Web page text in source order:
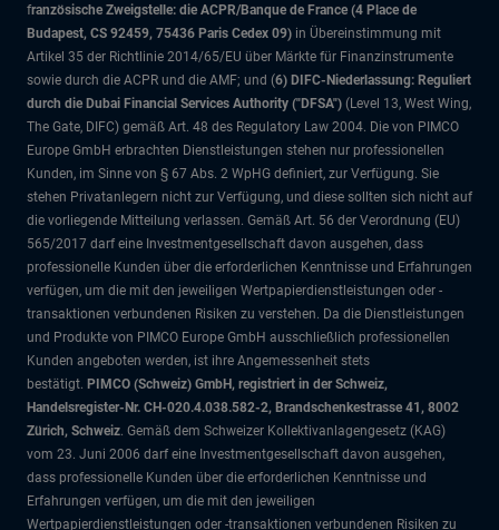
französische Zweigstelle: die ACPR/Banque de France (4 Place de
Budapest, CS 92459, 75436 Paris Cedex 09) in Übereinstimmung mit
Artikel 35 der Richtlinie 2014/65/EU über Märkte für Finanzinstrumente
sowie durch die ACPR und die AMF; und (6) DIFC-Niederlassung: Reguliert
durch die Dubai Financial Services Authority ("DFSA") (Level 13, West Wing,
The Gate, DIFC) gemäß Art. 48 des Regulatory Law 2004. Die von PIMCO
Europe GmbH erbrachten Dienstleistungen stehen nur professionellen
Kunden, im Sinne von § 67 Abs. 2 WpHG definiert, zur Verfügung. Sie
stehen Privatanlegern nicht zur Verfügung, und diese sollten sich nicht auf
die vorliegende Mitteilung verlassen. Gemäß Art. 56 der Verordnung (EU)
565/2017 darf eine Investmentgesellschaft davon ausgehen, dass
professionelle Kunden über die erforderlichen Kenntnisse und Erfahrungen
verfügen, um die mit den jeweiligen Wertpapierdienstleistungen oder -
transaktionen verbundenen Risiken zu verstehen. Da die Dienstleistungen
und Produkte von PIMCO Europe GmbH ausschließlich professionellen
Kunden angeboten werden, ist ihre Angemessenheit stets
bestätigt. PIMCO (Schweiz) GmbH, registriert in der Schweiz,
Handelsregister-Nr. CH-020.4.038.582-2, Brandschenkestrasse 41, 8002
Zürich, Schweiz. Gemäß dem Schweizer Kollektivanlagengesetz (KAG)
vom 23. Juni 2006 darf eine Investmentgesellschaft davon ausgehen,
dass professionelle Kunden über die erforderlichen Kenntnisse und
Erfahrungen verfügen, um die mit den jeweiligen
Wertpapierdienstleistungen oder -transaktionen verbundenen Risiken zu